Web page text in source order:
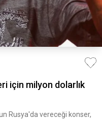
için milyon dolarlık
Rusya'da vereceği konser,